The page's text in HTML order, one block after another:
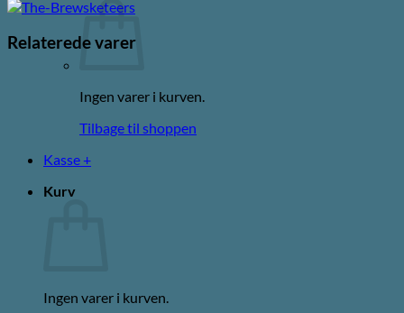
Ingen varer i kurven.
Tilbage til shoppen
Kasse +
Kurv
Ingen varer i kurven.
Relaterede varer